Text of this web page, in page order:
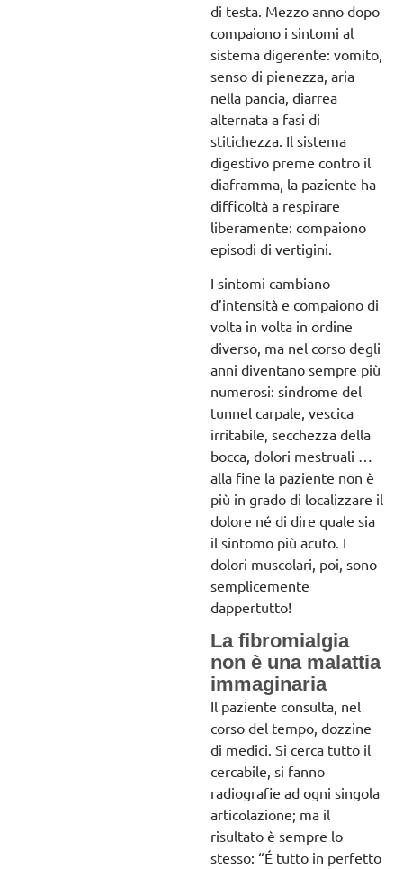
di testa. Mezzo anno dopo
compaiono i sintomi al
sistema digerente: vomito,
senso di pienezza, aria
nella pancia, diarrea
alternata a fasi di
stitichezza. Il sistema
digestivo preme contro il
diaframma, la paziente ha
difficoltà a respirare
liberamente: compaiono
episodi di vertigini.
I sintomi cambiano
d’intensità e compaiono di
volta in volta in ordine
diverso, ma nel corso degli
anni diventano sempre più
numerosi: sindrome del
tunnel carpale, vescica
irritabile, secchezza della
bocca, dolori mestruali …
alla fine la paziente non è
più in grado di localizzare il
dolore né di dire quale sia
il sintomo più acuto. I
dolori muscolari, poi, sono
semplicemente
dappertutto!
La fibromialgia
non è una malattia
immaginaria
Il paziente consulta, nel
corso del tempo, dozzine
di medici. Si cerca tutto il
cercabile, si fanno
radiografie ad ogni singola
articolazione; ma il
risultato è sempre lo
stesso: “É tutto in perfetto